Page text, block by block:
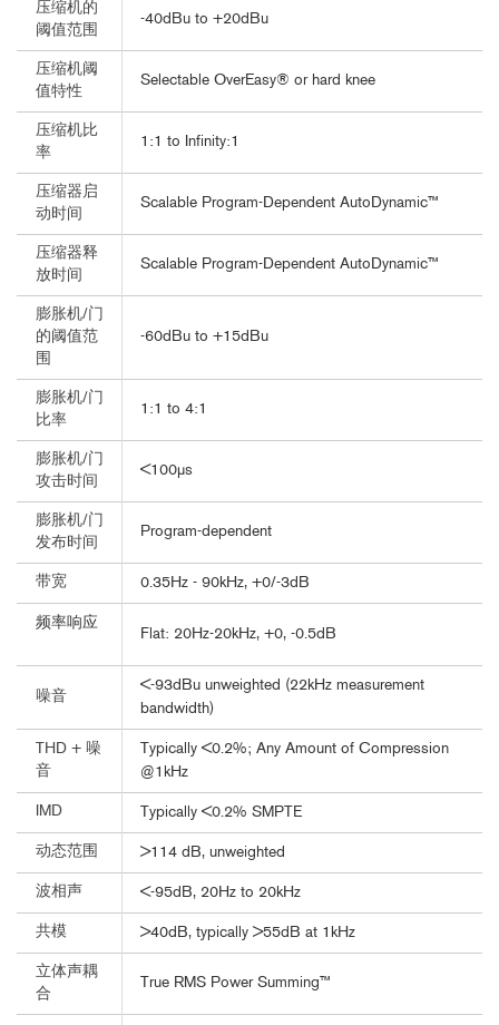
压缩机的
阈值范围
-40dBu to +20dBu
压缩机阈
值特性
Selectable OverEasy® or hard knee
压缩机比
率
1:1 to Infinity:1
压缩器启
动时间
Scalable Program-Dependent AutoDynamic™
压缩器释
放时间
Scalable Program-Dependent AutoDynamic™
膨胀机/门
的阈值范
围
-60dBu to +15dBu
膨胀机/门
比率
1:1 to 4:1
膨胀机/门
攻击时间
<100µs
膨胀机/门
发布时间
Program-dependent
带宽 0.35Hz - 90kHz, +0/-3dB
频率响应
Flat: 20Hz-20kHz, +0, -0.5dB
噪音
<-93dBu unweighted (22kHz measurement
bandwidth)
THD + 噪
音
Typically <0.2%; Any Amount of Compression
@1kHz
IMD Typically <0.2% SMPTE
动态范围 >114 dB, unweighted
波相声 <-95dB, 20Hz to 20kHz
共模 >40dB, typically >55dB at 1kHz
立体声耦
合
True RMS Power Summing™